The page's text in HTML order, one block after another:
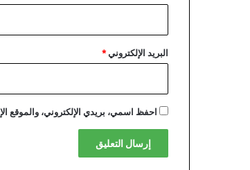
البريد الإلكتروني*
احفظ اسمي، بريدي الإلكتروني، والموقع